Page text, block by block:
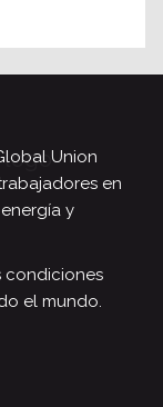
Union
en
y
condiciones
el mundo.